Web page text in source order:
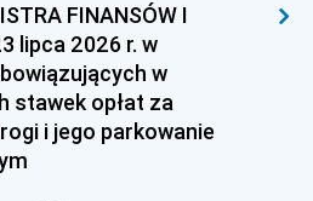
FINANSÓW I
lipca 2026 r. w
w
stawek opłat za
i jego parkowanie